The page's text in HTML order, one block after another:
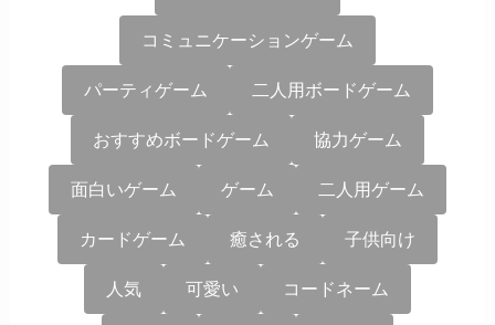
コミュニケーションゲーム
パーティゲーム 二人用ボードゲーム
おすすめボードゲーム 協力ゲーム
面白いゲーム ゲーム 二人用ゲーム
カードゲーム 癒される 子供向け
人気 可愛い コードネーム